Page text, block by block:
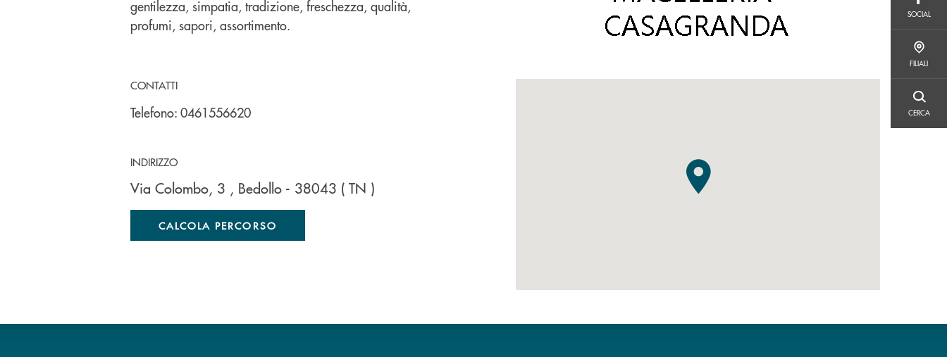
SOCIAL
FILIALI
CERCA
gentilezza, simpatia, tradizione, freschezza, qualità,
profumi, sapori, assortimento.
CONTATTI
Telefono: 0461556620
INDIRIZZO
Via Colombo, 3 , Bedollo - 38043 ( TN )
CALCOLA PERCORSO